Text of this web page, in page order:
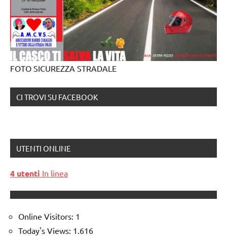
FOTO SICUREZZA STRADALE
CI TROVI SU FACEBOOK
UTENTI ONLINE
4 utenti In linea
Online Visitors: 1
Today's Views: 1.616